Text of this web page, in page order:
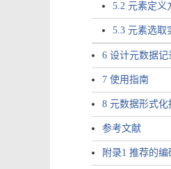
5.2 元素定义
5.3 元素选取
6 设计元数据记
7 使用指南
8 元数据形式化
参考文献
附录1 推荐的